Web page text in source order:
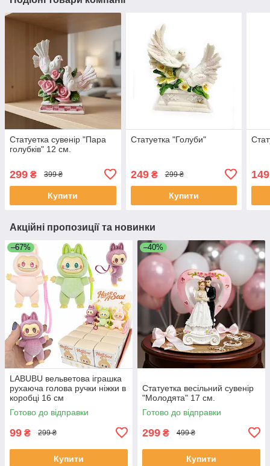
Статуетка сувенір "Пара
голубків" 12 см.
299 ₴ 399 ₴
Купити
Статуетка "Голуби"
249₴ 299 ₴
Купити
149
Акційні пропозиції та новинки
–67%
LABUBU вельветова іграшка
рухаюча голова ручки ніжки в
коробці 16 см
Готово до відправки
99 ₴ 299 ₴
Купити
–40%
Статуетка весільний сувенір
"Молодята" 17 см.
Готово до відправки
299 ₴ 499 ₴
Купити